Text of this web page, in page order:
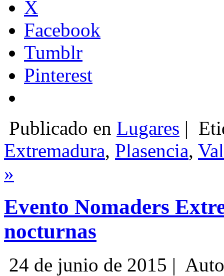
X
Facebook
Tumblr
Pinterest
Publicado en Lugares |
Extremadura, Plasencia,
»
Evento Nomaders
nocturnas
24 de junio de 2015 |